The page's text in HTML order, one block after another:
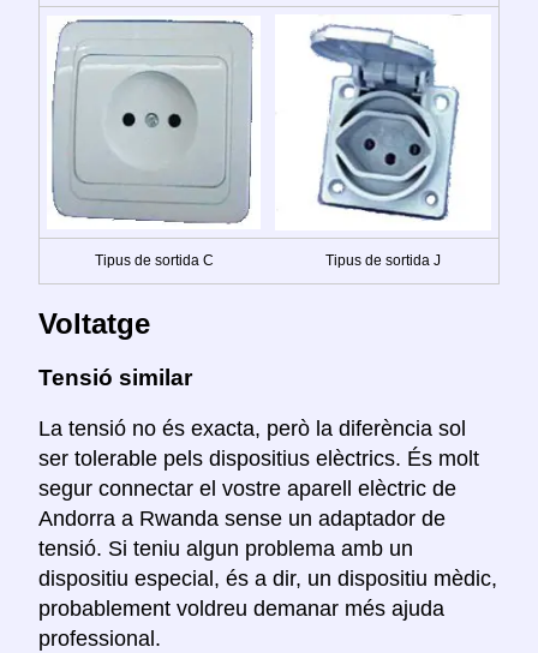
Tipus de sortida C Tipus de sortida J
Voltatge
Tensió similar
La tensió no és exacta, però la diferència sol
ser tolerable pels dispositius elèctrics. És molt
segur connectar el vostre aparell elèctric de
Andorra a Rwanda sense un adaptador de
tensió. Si teniu algun problema amb un
dispositiu especial, és a dir, un dispositiu mèdic,
probablement voldreu demanar més ajuda
professional.